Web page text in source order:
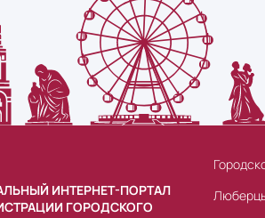
ИНТЕРНЕТ-ПОРТАЛ
ГОРОДСКОГО